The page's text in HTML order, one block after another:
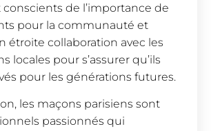
conscients de l’importance de
pour la communauté et
étroite collaboration avec les
locales pour s’assurer qu’ils
pour les générations futures.
les maçons parisiens sont
passionnés qui